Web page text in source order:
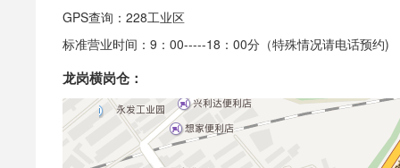
GPS查询：228工业区
标准营业时间：9：00-----18：00分（特殊情况请电话预约)
龙岗横岗仓：